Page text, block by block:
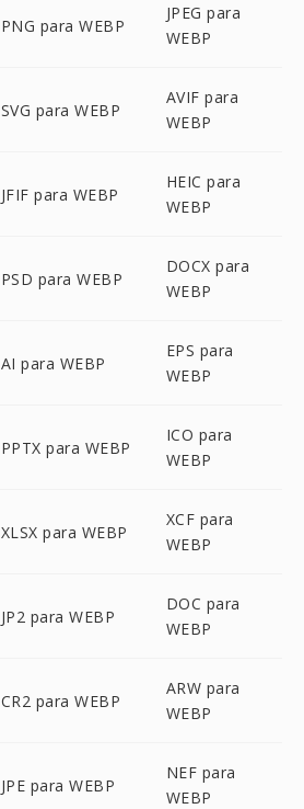
PNG para WEBP
JPEG para
WEBP
SVG para WEBP
AVIF para
WEBP
JFIF para WEBP
HEIC para
WEBP
PSD para WEBP
DOCX para
WEBP
AI para WEBP
EPS para
WEBP
PPTX para WEBP
ICO para
WEBP
XLSX para WEBP
XCF para
WEBP
JP2 para WEBP
DOC para
WEBP
CR2 para WEBP
ARW para
WEBP
JPE para WEBP
NEF para
WEBP